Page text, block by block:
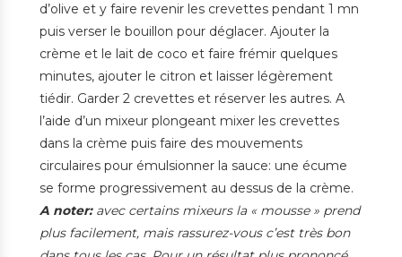
d’olive et y faire revenir les crevettes pendant 1 mn
puis verser le bouillon pour déglacer. Ajouter la
crème et le lait de coco et faire frémir quelques
minutes, ajouter le citron et laisser légèrement
tiédir. Garder 2 crevettes et réserver les autres. A
l’aide d’un mixeur plongeant mixer les crevettes
dans la crème puis faire des mouvements
circulaires pour émulsionner la sauce: une écume
se forme progressivement au dessus de la crème.
A noter:avec certains mixeurs la « mousse » prend
plus facilement, mais rassurez-vous c’est très bon